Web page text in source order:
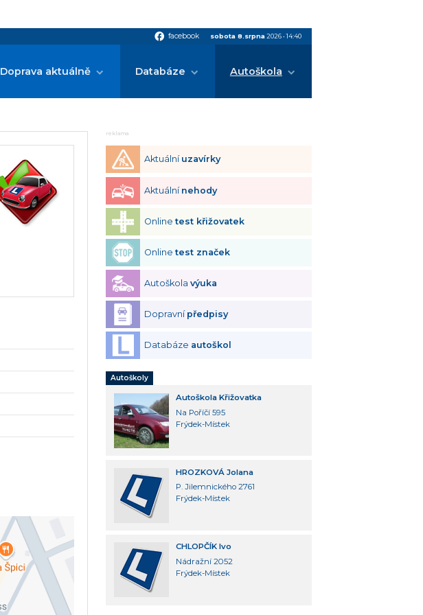
facebook facebook sobota 8.srpna 2026•14:40
Doprava aktuálně Databáze Autoškola
reklama
Aktuální uzavírky
Aktuální nehody
Onlinetest křižovatek
Onlinetest značek
Autoškolavýuka
Dopravní předpisy
Databáze autoškol
Autoškoly
Autoškola Křižovatka
Na Poříčí 595
Frýdek-Místek
HROZKOVÁ Jolana
P. Jilemnického 2761
Frýdek-Místek
CHLOPČÍK Ivo
Nádražní 2052
Frýdek-Místek